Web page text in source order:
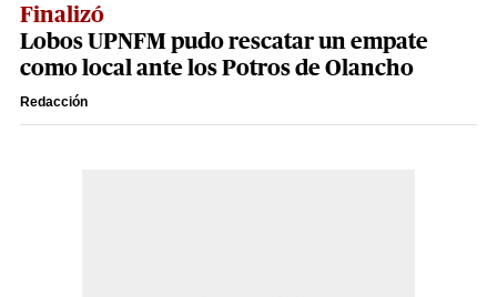
Finalizó
Lobos UPNFM pudo rescatar un empate
como local ante los Potros de Olancho
Redacción